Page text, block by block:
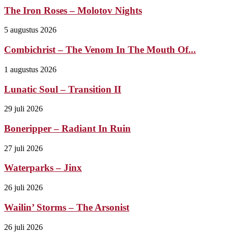
The Iron Roses – Molotov Nights
5 augustus 2026
Combichrist – The Venom In The Mouth Of...
1 augustus 2026
Lunatic Soul – Transition II
29 juli 2026
Boneripper – Radiant In Ruin
27 juli 2026
Waterparks – Jinx
26 juli 2026
Wailin’ Storms – The Arsonist
26 juli 2026